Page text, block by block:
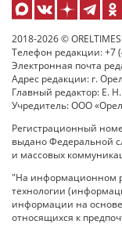
2018-2026 ©
Телефон редакции: +7
Электронная почта
Адрес редакции: г.
Главный редактор: Е.
Учредитель: ООО
Регистрационный
выдано Федеральной
и массовых
"На информационном
технологии
информации на
относящихся к